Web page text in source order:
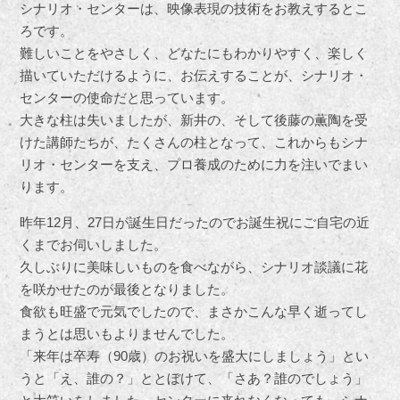
シナリオ・センターは、映像表現の技術をお教えするとこ
ろです。
難しいことをやさしく、どなたにもわかりやすく、楽しく
描いていただけるように、お伝えすることが、シナリオ・
センターの使命だと思っています。
大きな柱は失いましたが、新井の、そして後藤の薫陶を受
けた講師たちが、たくさんの柱となって、これからもシナ
リオ・センターを支え、プロ養成のために力を注いでまい
ります。
昨年12月、27日が誕生日だったのでお誕生祝にご自宅の近
くまでお伺いしました。
久しぶりに美味しいものを食べながら、シナリオ談議に花
を咲かせたのが最後となりました。
食欲も旺盛で元気でしたので、まさかこんな早く逝ってし
まうとは思いもよりませんでした。
「来年は卒寿（90歳）のお祝いを盛大にしましょう」とい
うと「え、誰の？」ととぼけて、「さあ？誰のでしょう」